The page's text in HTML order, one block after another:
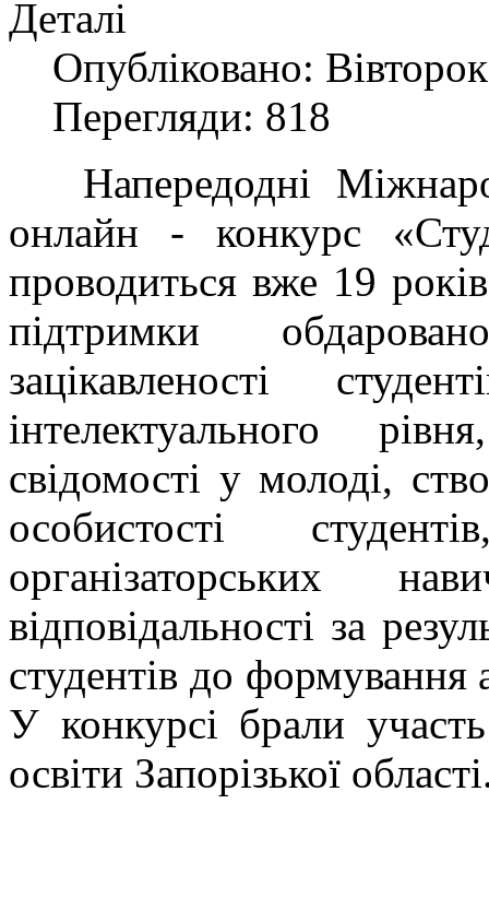
Деталі
Опубліковано:
Перегляди: 818
Напередодні
онлайн - конкурс
проводиться вже 19
підтримки
зацікавленості
інтелектуального
свідомості у молоді,
особистості
організаторських
відповідальності за
студентів до формування
У конкурсі брали
освіти Запорізької